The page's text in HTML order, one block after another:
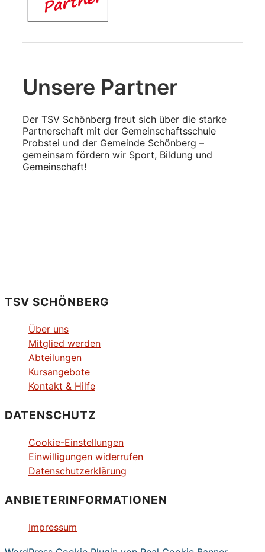
Unsere Partner
Der TSV Schönberg freut sich über die starke
Partnerschaft mit der Gemeinschaftsschule
Probstei und der Gemeinde Schönberg –
gemeinsam fördern wir Sport, Bildung und
Gemeinschaft!
TSV SCHÖNBERG
Über uns
Mitglied werden
Abteilungen
Kursangebote
Kontakt & Hilfe
DATENSCHUTZ
Cookie-Einstellungen
Einwilligungen widerrufen
Datenschutzerklärung
ANBIETERINFORMATIONEN
Impressum